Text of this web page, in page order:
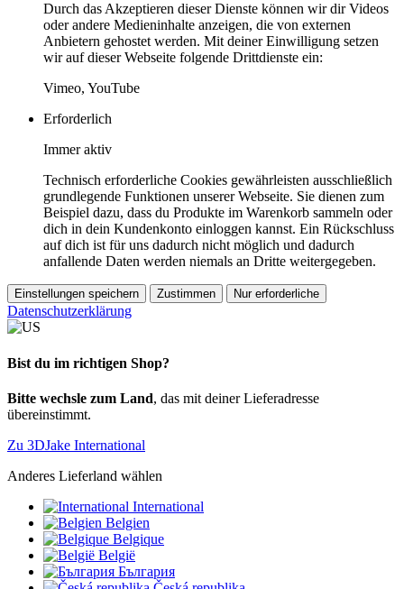
Durch das Akzeptieren dieser Dienste können wir dir Videos
oder andere Medieninhalte anzeigen, die von externen
Anbietern gehostet werden. Mit deiner Einwilligung setzen
wir auf dieser Webseite folgende Drittdienste ein:
Vimeo, YouTube
Erforderlich
Immer aktiv
Technisch erforderliche Cookies gewährleisten ausschließlich
grundlegende Funktionen unserer Webseite. Sie dienen zum
Beispiel dazu, dass du Produkte im Warenkorb sammeln oder
dich in dein Kundenkonto einloggen kannst. Ein Rückschluss
auf dich ist für uns dadurch nicht möglich und dadurch
anfallende Daten werden niemals an Dritte weitergegeben.
Einstellungen speichern Zustimmen Nur erforderliche
Datenschutzerklärung
Bist du im richtigen Shop?
Bitte wechsle zum Land, das mit deiner Lieferadresse
übereinstimmt.
Zu 3DJake International
Anderes Lieferland wählen
International
Belgien
Belgique
België
България